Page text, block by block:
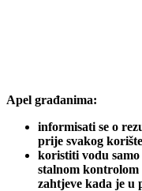
Apel građanima:
informisati se o
prije svakog
koristiti vodu samo
stalnom kontrolom
zahtjeve kada je u